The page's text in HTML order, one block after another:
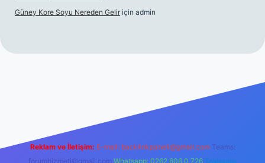
Güney Kore Soyu Nereden Gelir için admin
Reklam ve İletişim: E-mail: backlinkpaneli@gmail.com Teams:
forumhizmeti@gmail.com Whatsapp: 0262 606 0 726 Telegram: